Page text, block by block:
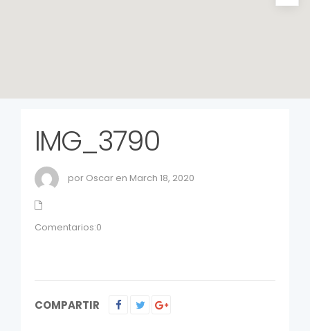
IMG_3790
por Oscar en March 18, 2020
Comentarios:0
COMPARTIR